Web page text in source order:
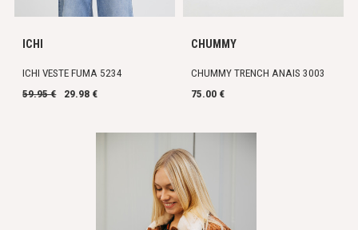
ICHI
ICHI VESTE FUMA 5234
59.95 €
29.98 €
CHUMMY
CHUMMY TRENCH ANAIS 3003
75.00 €